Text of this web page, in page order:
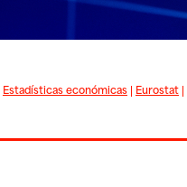
Estadísticas económicas| Eurostat|